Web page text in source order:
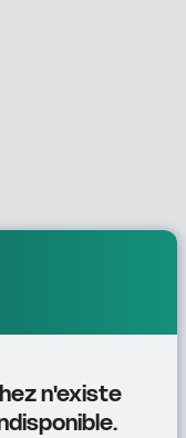
n'existe